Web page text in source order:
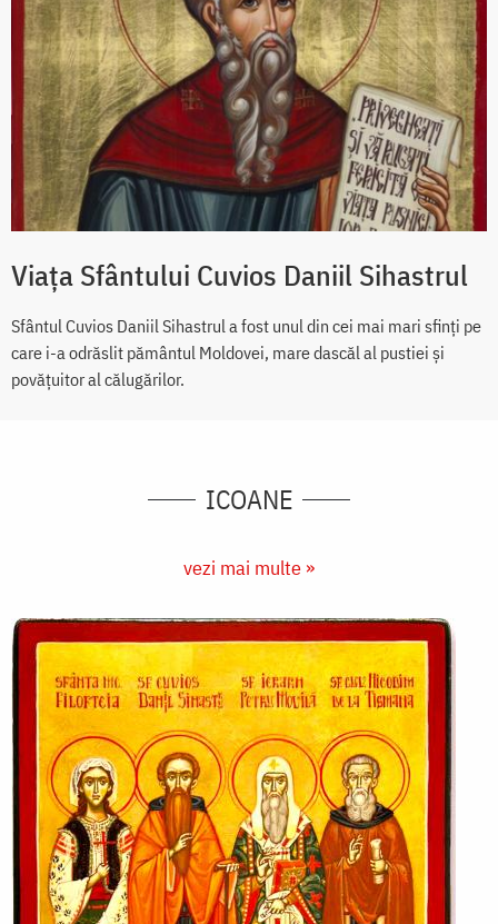
Viața Sfântului Cuvios Daniil Sihastrul
Sfântul Cuvios Daniil Sihastrul a fost unul din cei mai mari sfinți pe
care i-a odrăslit pământul Moldovei, mare dascăl al pustiei și
povățuitor al călugărilor.
ICOANE
vezi mai multe »